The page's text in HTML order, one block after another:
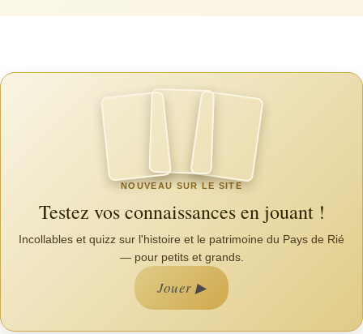
NOUVEAU SUR LE SITE
Testez vos connaissances en jouant !
Incollables et quizz sur l'histoire et le patrimoine du Pays de Rié
— pour petits et grands.
Jouer ▶